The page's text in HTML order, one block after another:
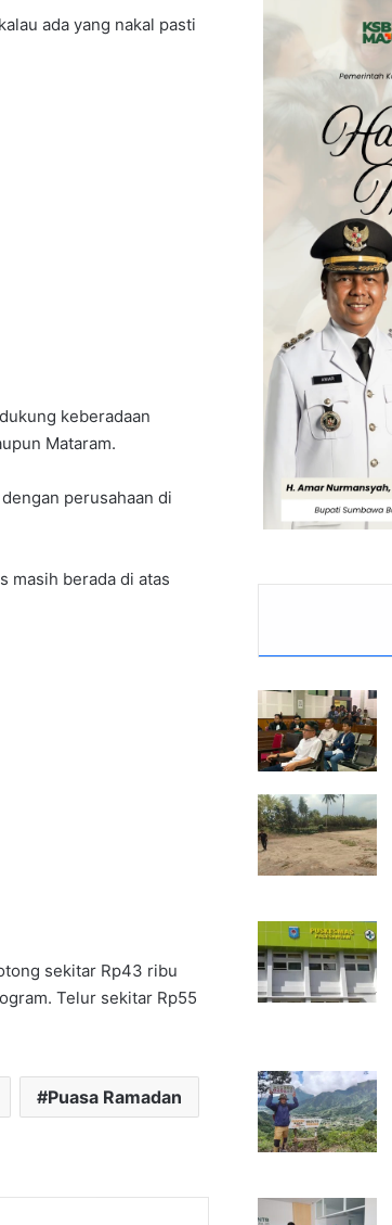
ada yang nakal pasti
keberadaan
Mataram.
perusahaan di
masih berada di atas
sekitar Rp43 ribu
Telur sekitar Rp55
Puasa Ramadan